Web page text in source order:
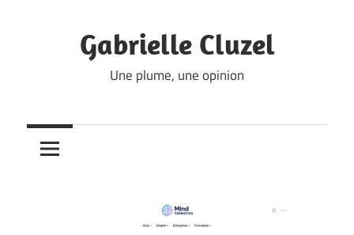
Gabrielle Cluzel
Une plume, une opinion